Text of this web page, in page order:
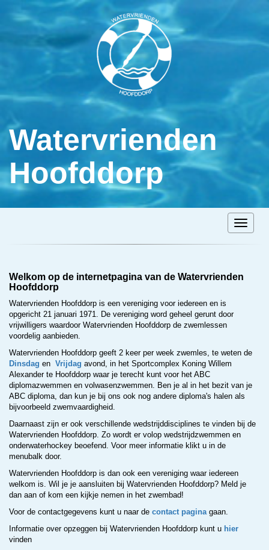
Watervrienden
Hoofddorp
Toggle
Welkom op de internetpagina van de Watervrienden
Hoofddorp
Watervrienden Hoofddorp is een vereniging voor iedereen en is
opgericht 21 januari 1971. De vereniging word geheel gerunt door
vrijwilligers waardoor Watervrienden Hoofddorp de zwemlessen
voordelig aanbieden.
Watervrienden Hoofddorp geeft 2 keer per week zwemles, te weten de
Dinsdag en Vrijdag avond, in het Sportcomplex Koning Willem
Alexander te Hoofddorp waar je terecht kunt voor het ABC
diplomazwemmen en volwasenzwemmen. Ben je al in het bezit van je
ABC diploma, dan kun je bij ons ook nog andere diploma's halen als
bijvoorbeeld zwemvaardigheid.
Daarnaast zijn er ook verschillende wedstrijddisciplines te vinden bij de
Watervrienden Hoofddorp. Zo wordt er volop wedstrijdzwemmen en
onderwaterhockey beoefend. Voor meer informatie klikt u in de
menubalk door.
Watervrienden Hoofddorp is dan ook een vereniging waar iedereen
welkom is. Wil je je aansluiten bij Watervrienden Hoofddorp? Meld je
dan aan of kom een kijkje nemen in het zwembad!
Voor de contactgegevens kunt u naar de contact pagina gaan.
Informatie over opzeggen bij Watervrienden Hoofddorp kunt u hier
vinden